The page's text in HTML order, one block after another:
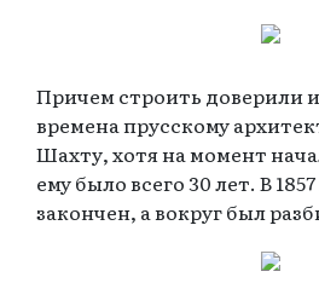
Причем строить доверили
времена прусскому
Шахту, хотя на момент
ему было всего 30 лет. В
закончен, а вокруг был